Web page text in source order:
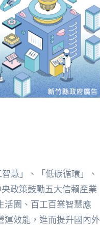
慧」、「低碳循環」、
政策鼓勵五大信賴產業
活圈、百工百業智慧應
運效能，進而提升國內外